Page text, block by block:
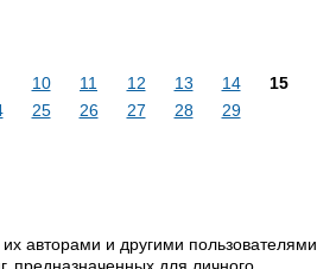
10 11 12 13 14
15
25 26 27 28 29
авторами и другими пользователями,